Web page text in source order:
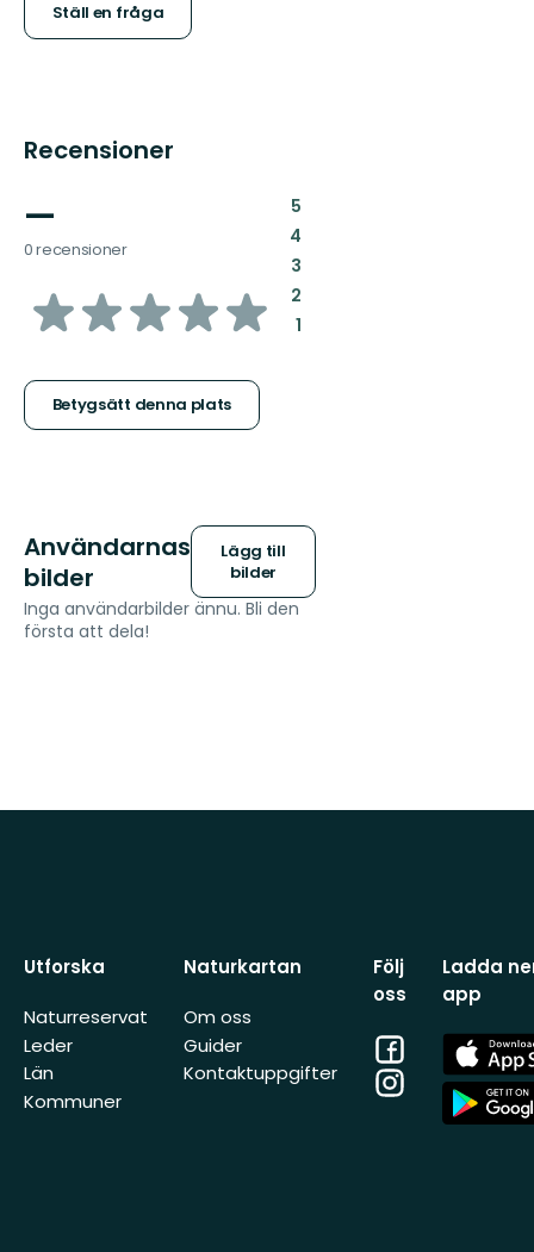
Ställ en fråga
Recensioner
—
0 recensioner
av
stjärnor
Betygsätt denna plats
5:
4:
3:
2:
1:
Användarnas
bilder
Lägg till
bilder
Inga användarbilder ännu. Bli den
första att dela!
Utforska
Naturreservat
Leder
Län
Kommuner
Naturkartan
Om oss
Guider
Kontaktuppgifter
Följ
oss
Facebook
Instagram
Ladda
app
App
Store
App
Store